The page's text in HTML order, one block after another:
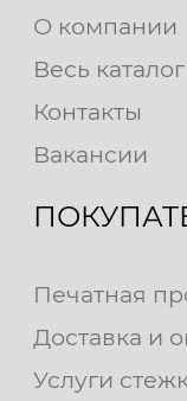
О компании
Весь каталог
Контакты
Вакансии
Печатная
Доставка и
Услуги